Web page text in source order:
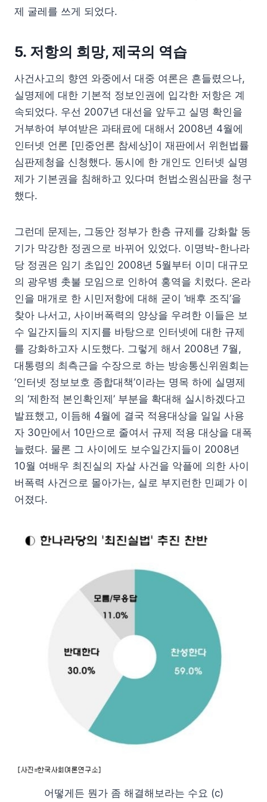
제 굴레를 쓰게 되었다.
5. 저항의 희망, 제국의 역습
사건사고의 향연 와중에서 대중 여론은 흔들렸으나,
실명제에 대한 기본적 정보인권에 입각한 저항은 계
속되었다. 우선 2007년 대선을 앞두고 실명 확인을
거부하여 부여받은 과태료에 대해서 2008년 4월에
인터넷 언론 [민중언론 참세상]이 재판에서 위헌법률
심판제청을 신청했다. 동시에 한 개인도 인터넷 실명
제가 기본권을 침해하고 있다며 헌법소원심판을 청구
했다.
그런데 문제는, 그동안 정부가 한층 규제를 강화할 동
기가 막강한 정권으로 바뀌어 있었다. 이명박-한나라
당 정권은 임기 초입인 2008년 5월부터 이미 대규모
의 광우병 촛불 모임으로 인하여 홍역을 치렀다. 온라
인을 매개로 한 시민저항에 대해 굳이 ‘배후 조직’을
찾아 나서고, 사이버폭력의 양상을 우려한 이들은 보
수 일간지들의 지지를 바탕으로 인터넷에 대한 규제
를 강화하고자 시도했다. 그렇게 해서 2008년 7월,
대통령의 최측근을 수장으로 하는 방송통신위원회는
‘인터넷 정보보호 종합대책’이라는 명목 하에 실명제
의 ‘제한적 본인확인제’ 부분을 확대해 실시하겠다고
발표했고, 이듬해 4월에 결국 적용대상을 일일 사용
자 30만에서 10만으로 줄여서 규제 적용 대상을 대폭
늘렸다. 물론 그 사이에도 보수일간지들이 2008년
10월 여배우 최진실의 자살 사건을 악플에 의한 사이
버폭력 사건으로 몰아가는, 실로 부지런한 민폐가 이
어졌다.
어떻게든 뭔가 좀 해결해보라는 수요 (c)